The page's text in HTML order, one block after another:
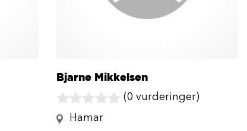
Bjarne Mikkelsen
(0 vurderinger)
Hamar